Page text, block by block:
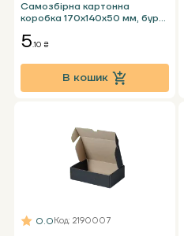
Самозбірна картонна
коробка 170х140х50 мм, бура
5.10 ₴
В кошик
0.0Код: 2190007